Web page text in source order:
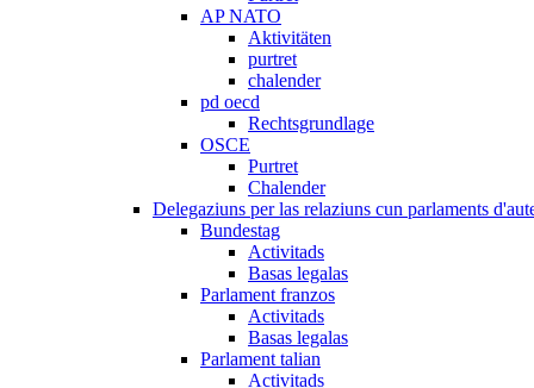
AP NATO
Aktivitäten
purtret
chalender
pd oecd
Rechtsgrundlage
OSCE
Purtret
Chalender
Delegaziuns per las relaziuns cun parlaments
Bundestag
Activitads
Basas legalas
Parlament franzos
Activitads
Basas legalas
Parlament talian
Activitads